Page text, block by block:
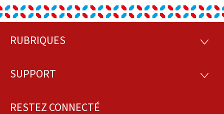
Pied
page
RUBRIQUES
SUPPORT
RESTEZ CONNECTÉ